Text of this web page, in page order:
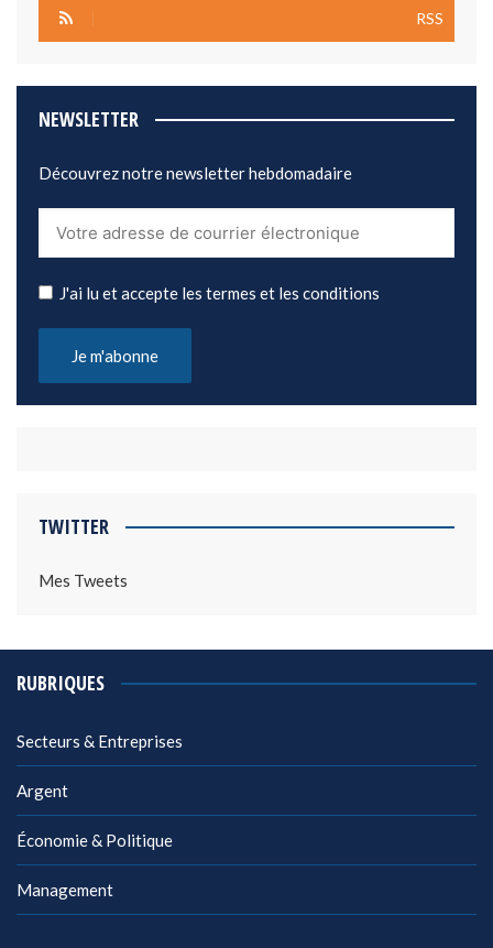
RSS
NEWSLETTER
Découvrez notre newsletter hebdomadaire
J'ai lu et accepte les termes et les conditions
TWITTER
Mes Tweets
RUBRIQUES
Secteurs & Entreprises
Argent
Économie & Politique
Management